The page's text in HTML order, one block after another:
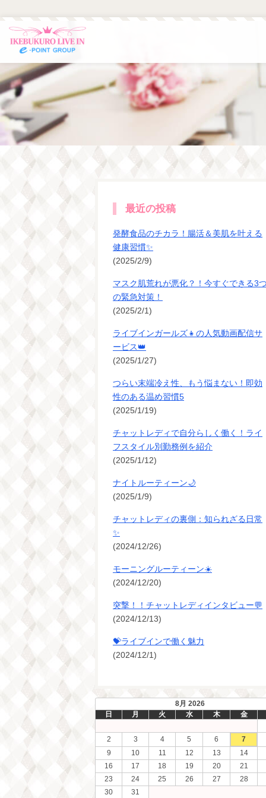
最近の投稿
発酵食品のチカラ！腸活＆美肌を叶える
健康習慣✨
(2025/2/9)
マスク肌荒れが悪化？！今すぐできる3
の緊急対策！
(2025/2/1)
ライブインガールズ👧の人気動画配信サ
ービス👑
(2025/1/27)
つらい末端冷え性、もう悩まない！即効
性のある温め習慣5
(2025/1/19)
チャットレディで自分らしく働く！ライ
フスタイル別勤務例を紹介
(2025/1/12)
ナイトルーティーン🌙
(2025/1/9)
チャットレディの裏側：知られざる日常
✨
(2024/12/26)
モーニングルーティーン☀️
(2024/12/20)
突撃！！チャットレディインタビュー💬
(2024/12/13)
💝ライブインで働く魅力
(2024/12/1)
8月 2026
日
月 火 水 木 金
2 3 4 5 6
7
9
10 11 12 13
14
16
17 18 19 20
21
23
24 25 26 27
28
30
31